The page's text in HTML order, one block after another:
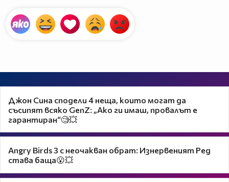
Джон Сина сподели 4 неща, които могат да
съсипят всяко GenZ: „Ако ги имаш, провалът е
гарантиран“🧐💥
Angry Birds 3 с неочакван обрат: Изнервеният Ред
става баща😮💥